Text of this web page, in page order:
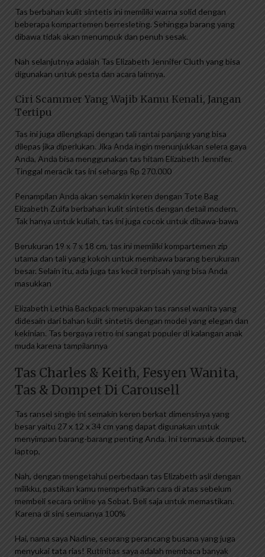
Tas berbahan kulit sintetis ini memiliki warna solid dengan
beberapa kompartemen berresleting. Sehingga barang yang
dibawa tidak akan menumpuk dan penuh sesak.
Nah selanjutnya adalah Tas Elizabeth Jennifer Cluth yang bisa
digunakan untuk pesta dan acara lainnya.
Ciri Scammer Yang Wajib Kamu Kenali, Jangan
Tertipu
Tas ini juga dilengkapi dengan tali rantai panjang yang bisa
dilepas jika diperlukan. Jika Anda ingin menunjukkan selera gaya
Anda, Anda bisa menggunakan tas hitam Elizabeth Jennifer.
Tinggal meracik tas ini seharga Rp 270.000
Penampilan Anda akan semakin keren dengan Tote Bag
Elizabeth Zulfa berbahan kulit sintetis dengan detail modern.
Tak hanya untuk kuliah, tas ini juga cocok untuk dibawa-bawa
Berukuran 19 x 7 x 18 cm, tas ini memiliki kompartemen zip
utama dan tali yang kokoh untuk membawa barang berukuran
besar. Selain itu, ada juga tas kecil terpisah yang bisa Anda
masukkan
Elizabeth Lethia Backpack merupakan tas ransel wanita yang
didesain dari bahan kulit sintetis dengan model yang elegan dan
kekinian. Tas bergaya retro ini sangat populer di kalangan anak
muda karena tampilannya
Tas Charles & Keith, Fesyen Wanita,
Tas & Dompet Di Carousell
Tas ransel single ini semakin keren berkat dimensinya yang
besar yaitu 27 x 12 x 34 cm yang dapat digunakan untuk
menyimpan barang-barang penting Anda. Ini termasuk dompet,
laptop,
Nah, dengan mengetahui perbedaan tas Elizabeth asli dengan
milikku, pastikan kamu memperhatikan cara di atas sebelum
membeli secara online ya Sobat. Beli saja untuk memastikan.
Karena di sini semuanya 100%
Hai, nama saya Nadine, seorang perancang busana yang juga
menyukai tata rias! Rutinitas saya adalah membaca banyak